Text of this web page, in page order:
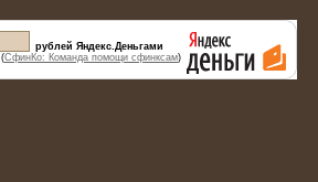
рублей Яндекс.Деньгами
(СфинКо: Команда помощи сфинксам)